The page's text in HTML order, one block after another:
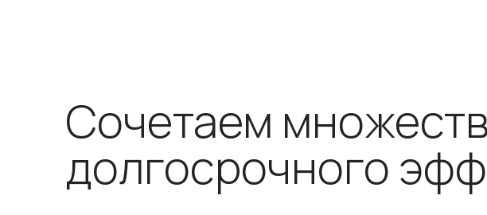
Сочетаем
долгосрочного